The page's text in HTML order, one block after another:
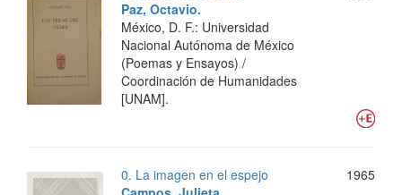
Paz, Octavio.
México, D. F.: Universidad
Nacional Autónoma de México
(Poemas y Ensayos) /
Coordinación de Humanidades
[UNAM].
0. La imagen en el espejo
1965